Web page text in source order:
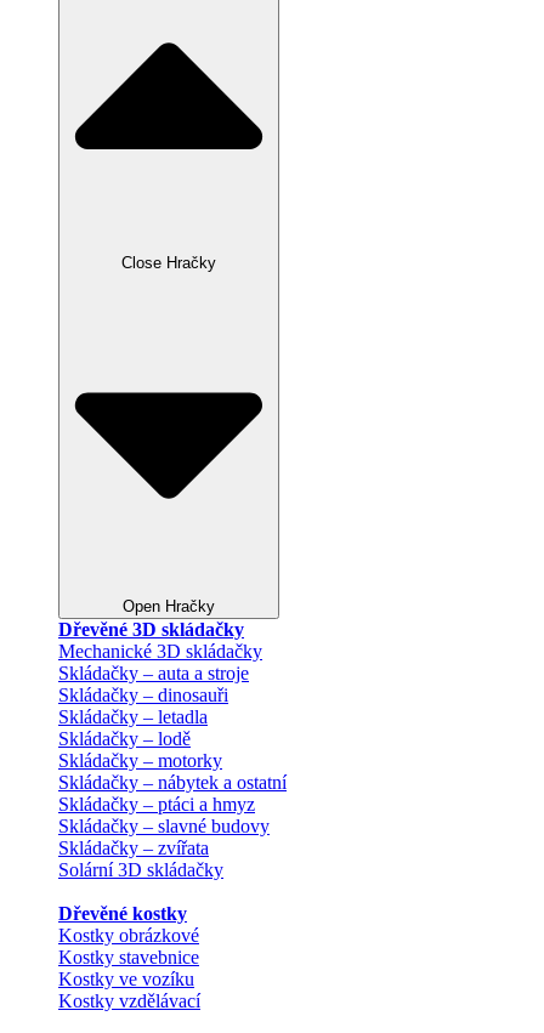
Close Hračky
Open Hračky
Dřevěné 3D skládačky
Mechanické 3D skládačky
Skládačky – auta a stroje
Skládačky – dinosauři
Skládačky – letadla
Skládačky – lodě
Skládačky – motorky
Skládačky – nábytek a ostatní
Skládačky – ptáci a hmyz
Skládačky – slavné budovy
Skládačky – zvířata
Solární 3D skládačky
Dřevěné kostky
Kostky obrázkové
Kostky stavebnice
Kostky ve vozíku
Kostky vzdělávací